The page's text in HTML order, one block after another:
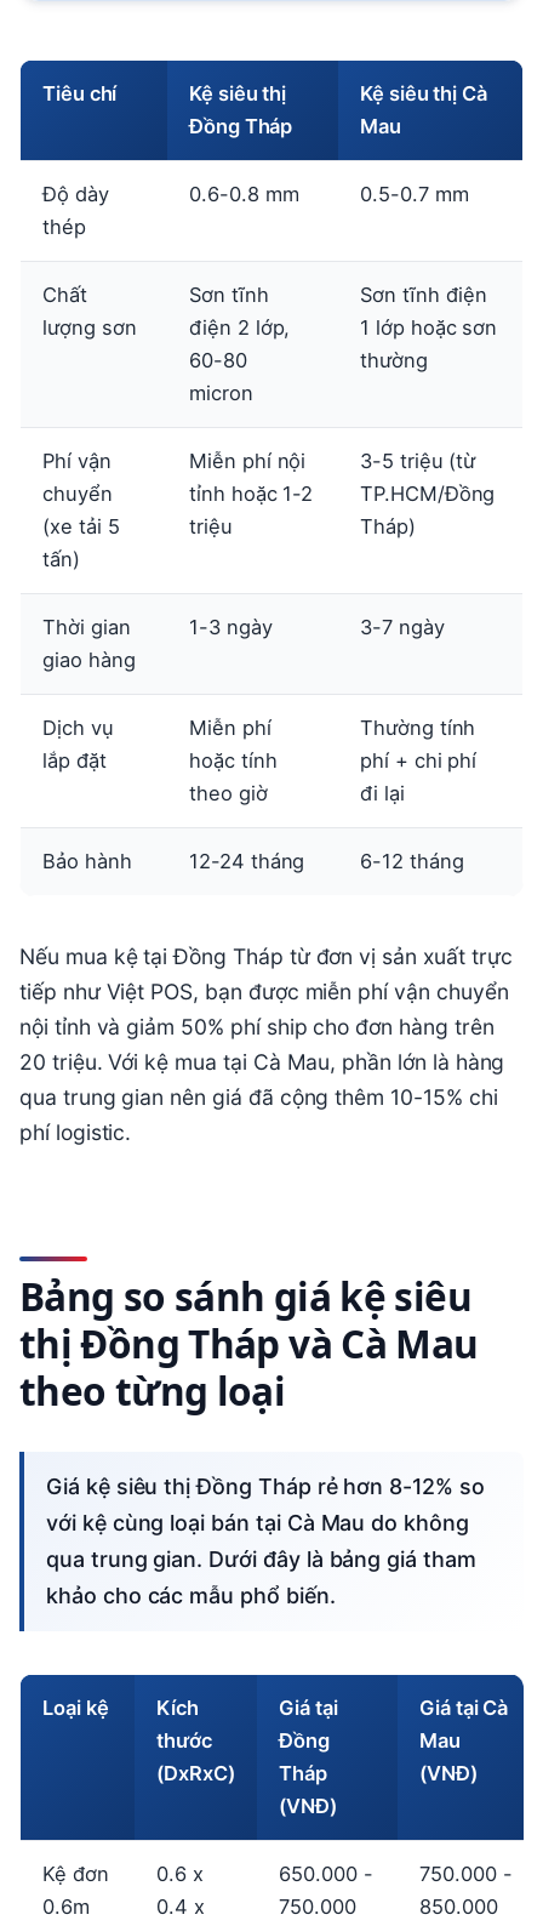
Tiêu chí
Kệ siêu thị
Đồng Tháp
Kệ siêu thị Cà
Mau
Độ dày
thép
0.6-0.8 mm 0.5-0.7 mm
Chất
lượng sơn
Sơn tĩnh
điện 2 lớp,
60-80
micron
Sơn tĩnh điện
1 lớp hoặc sơn
thường
Phí vận
chuyển
(xe tải 5
tấn)
Miễn phí nội
tỉnh hoặc 1-2
triệu
3-5 triệu (từ
TP.HCM/Đồng
Tháp)
Thời gian
giao hàng
1-3 ngày 3-7 ngày
Dịch vụ
lắp đặt
Miễn phí
hoặc tính
theo giờ
Thường tính
phí + chi phí
đi lại
Bảo hành 12-24 tháng 6-12 tháng
Nếu mua kệ tại Đồng Tháp từ đơn vị sản xuất trực
tiếp như Việt POS, bạn được miễn phí vận chuyển
nội tỉnh và giảm 50% phí ship cho đơn hàng trên
20 triệu. Với kệ mua tại Cà Mau, phần lớn là hàng
qua trung gian nên giá đã cộng thêm 10-15% chi
phí logistic.
Bảng so sánh giá kệ siêu
thị Đồng Tháp và Cà Mau
theo từng loại
Giá kệ siêu thị Đồng Tháp rẻ hơn 8-12% so
với kệ cùng loại bán tại Cà Mau do không
qua trung gian. Dưới đây là bảng giá tham
khảo cho các mẫu phổ biến.
Loại kệ
Kích
thước
(DxRxC)
Giá tại
Đồng
Tháp
(VNĐ)
Giá tại Cà
Mau
(VNĐ)
Kệ đơn
0.6m
0.6 x
0.4 x
650.000 -
750.000
750.000 -
850.000